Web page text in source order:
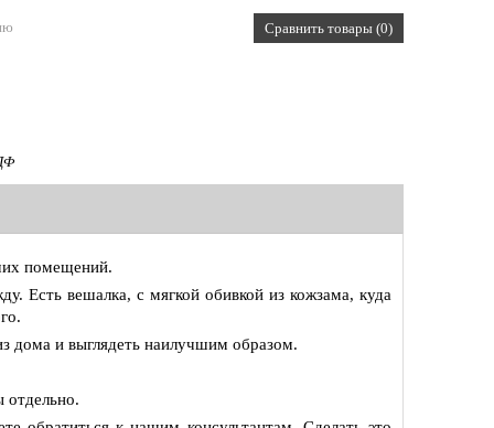
Сравнить товары (0)
помещений.
Есть вешалка, с мягкой обивкой из кожзама, куда
дома и выглядеть наилучшим образом.
отдельно.